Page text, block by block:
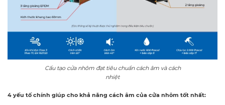
Cấu tạo cửa nhôm đạt tiêu chuẩn cách âm và cách
nhiệt
4 yếu tố chính giúp cho khả năng cách âm của cửa nhôm tốt nhất: